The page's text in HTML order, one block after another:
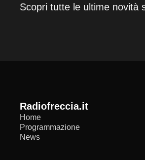
Scopri tutte le ultime novità
radiofreccia.it
Home
Programmazione
News